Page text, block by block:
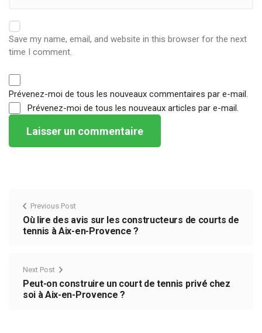
Save my name, email, and website in this browser for the next
time I comment.
Prévenez-moi de tous les nouveaux commentaires par e-mail.
Prévenez-moi de tous les nouveaux articles par e-mail.
Previous Post
Où lire des avis sur les constructeurs de courts de
tennis à Aix-en-Provence ?
Next Post
Peut-on construire un court de tennis privé chez
soi à Aix-en-Provence ?